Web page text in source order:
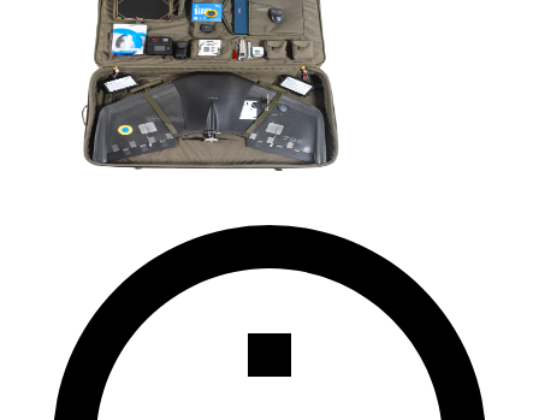
Школи операторів
Школи інженерів
Державні навчальні заклади
Загальна військова підготовка
Дивитись всі